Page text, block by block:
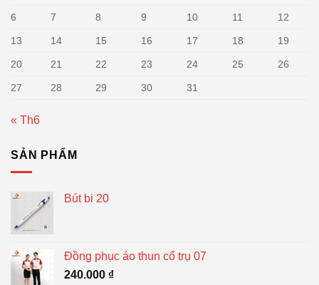
6 7 8 9 10 11 12
13 14 15 16 17 18 19
20 21 22 23 24 25 26
27 28 29 30 31
« Th6
SẢN PHẨM
Bút bi 20
Đồng phục áo thun cổ trụ 07
240.000 ₫